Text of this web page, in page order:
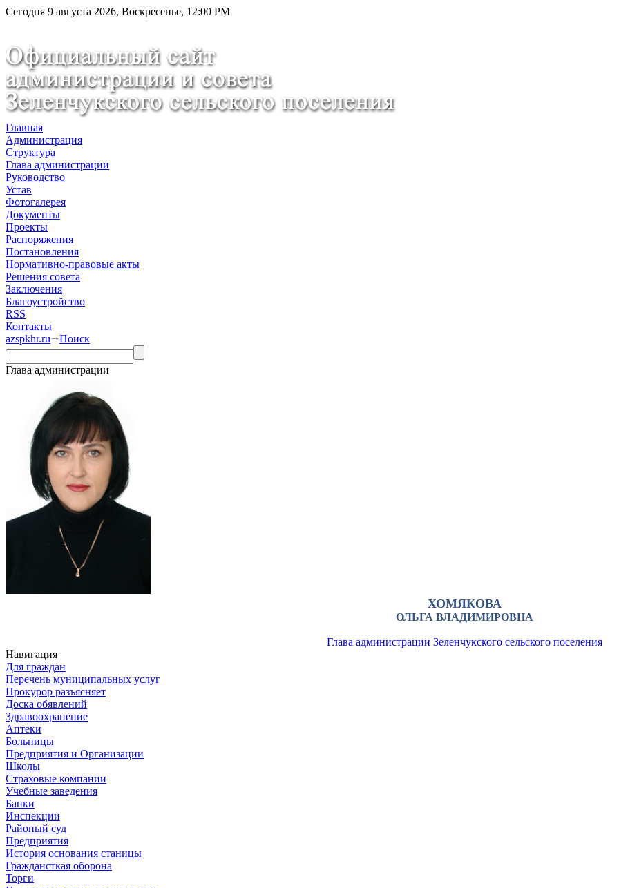
Сегодня 9 августа 2026, Воскресенье, 12:00 PM
Главная
Администрация
Структура
Глава администрации
Руководство
Устав
Фотогалерея
Документы
Проекты
Распоряжения
Постановления
Нормативно-правовые акты
Решения совета
Заключения
Благоустройство
RSS
Контакты
azspkhr.ru
Поиск
Глава администрации
ХОМЯКОВА
ОЛЬГА ВЛАДИМИРОВНА
Глава администрации Зеленчукского сельского поселения
Навигация
Для граждан
Перечень муниципальных услуг
Прокурор разъясняет
Доска обявлений
Здравоохранение
Аптеки
Больницы
Предприятия и Организации
Школы
Страховые компании
Учебные заведения
Банки
Инспекции
Районый суд
Предприятия
История основания станицы
Граждансткая оборона
Торги